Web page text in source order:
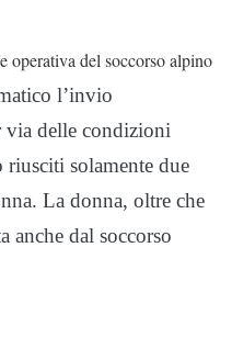
operativa del soccorso alpino
l’invio
via delle condizioni
riusciti solamente due
La donna, oltre che
anche dal soccorso